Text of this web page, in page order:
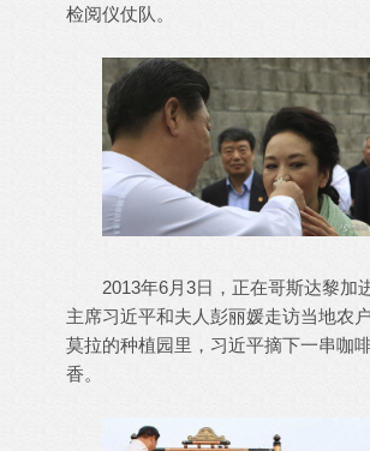
检阅仪仗队。
2013年6月3日，正在哥斯达黎加
主席习近平和夫人彭丽媛走访当地农
莫拉的种植园里，习近平摘下一串咖
香。